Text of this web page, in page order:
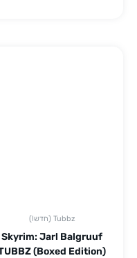
(!חדש) Tubbz
Skyrim: Jarl Balgruuf
(Boxed Edition)